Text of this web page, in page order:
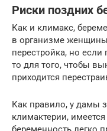
Риски поздних
Как и климакс,
в организме
перестройка, но
то для того, чтобы
приходится
Как правило, у дамы
климактерии,